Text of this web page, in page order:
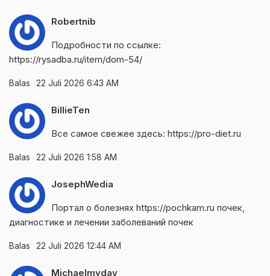
Robertnib
Подробности по ссылке:
https://rysadba.ru/item/dom-54/
Balas 22 Juli 2026 6:43 AM
BillieTen
Все самое свежее здесь: https://pro-diet.ru
Balas 22 Juli 2026 1:58 AM
JosephWedia
Портал о болезнях https://pochkam.ru почек,
диагностике и лечении заболеваний почек
Balas 22 Juli 2026 12:44 AM
Michaelmyday